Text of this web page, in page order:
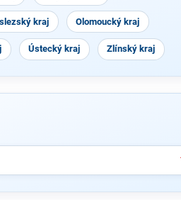
kraj Olomoucký kraj
Ústecký kraj Zlínský kraj